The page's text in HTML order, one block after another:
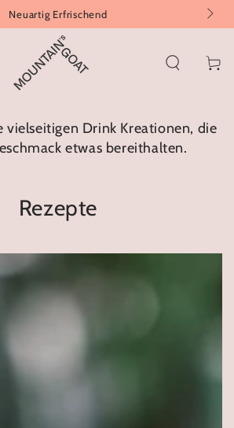
Neuartig Erfrischend
vielseitigen Drink Kreationen, die
etwas bereithalten.
Rezepte